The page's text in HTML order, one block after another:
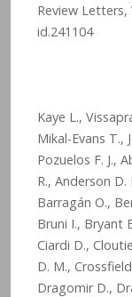
Review Letters,
id.241104
Kaye L.,
Mikal-Evans T.,
Pozuelos F. J.,
R., Anderson D.
Barragán O.,
Bruni I., Bryant
Ciardi D.,
D. M.,
Dragomir D.,